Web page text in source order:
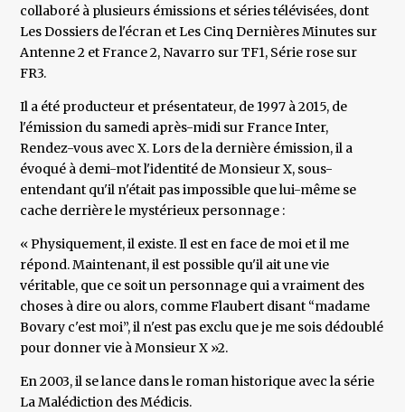
collaboré à plusieurs émissions et séries télévisées, dont
Les Dossiers de l'écran et Les Cinq Dernières Minutes sur
Antenne 2 et France 2, Navarro sur TF1, Série rose sur
FR3.
Il a été producteur et présentateur, de 1997 à 2015, de
l'émission du samedi après-midi sur France Inter,
Rendez-vous avec X. Lors de la dernière émission, il a
évoqué à demi-mot l'identité de Monsieur X, sous-
entendant qu'il n'était pas impossible que lui-même se
cache derrière le mystérieux personnage :
« Physiquement, il existe. Il est en face de moi et il me
répond. Maintenant, il est possible qu'il ait une vie
véritable, que ce soit un personnage qui a vraiment des
choses à dire ou alors, comme Flaubert disant “madame
Bovary c'est moi”, il n'est pas exclu que je me sois dédoublé
pour donner vie à Monsieur X »2.
En 2003, il se lance dans le roman historique avec la série
La Malédiction des Médicis.